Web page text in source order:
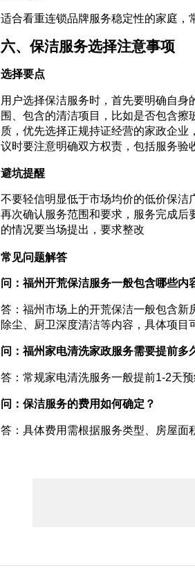
适合看重连锁品牌服务稳定性的家庭，
六、保洁服务选择注意事项
选择要点
用户选择保洁服务时，首先要明确自
围、包含的清洁项目，比如是否包含
质，优先选择正规持证经营的家政企
议时要注意明确双方权责，包括服务验
避坑提醒
不要轻信明显低于市场均价的低价保洁
再次确认服务范围和要求，服务完成后
的情况要当场提出，要求整改
常见问题解答
问：福州开荒保洁服务一般包含哪些内
答：福州市场上的开荒保洁一般包含
除尘、厨卫深度清洁等内容，具体项目
问：福州家电清洗家政服务需要提前多
答：常规家电清洗服务一般提前1-2天
问：保洁服务的费用如何确定？
答：具体费用需根据服务类型、房屋面